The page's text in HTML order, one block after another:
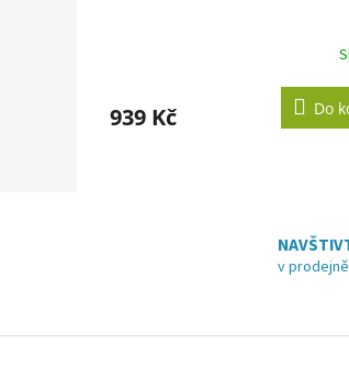
939 Kč Do
v